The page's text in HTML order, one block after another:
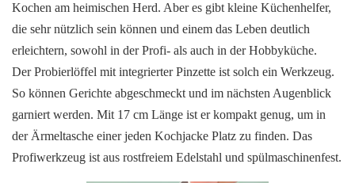
Kochen am heimischen Herd. Aber es gibt kleine Küchenhelfer,
die sehr nützlich sein können und einem das Leben deutlich
erleichtern, sowohl in der Profi- als auch in der Hobbyküche.
Der Probierlöffel mit integrierter Pinzette ist solch ein Werkzeug.
So können Gerichte abgeschmeckt und im nächsten Augenblick
garniert werden. Mit 17 cm Länge ist er kompakt genug, um in
der Ärmeltasche einer jeden Kochjacke Platz zu finden. Das
Profiwerkzeug ist aus rostfreiem Edelstahl und spülmaschinenfest.